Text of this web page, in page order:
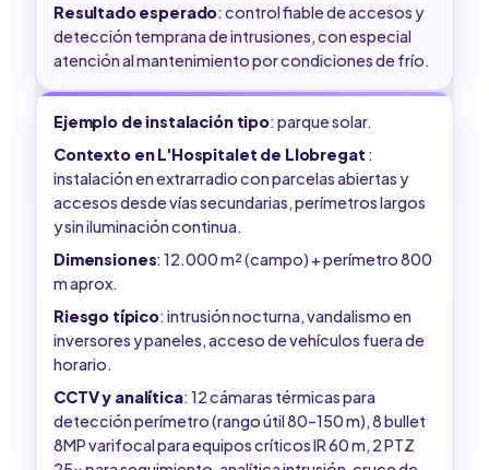
Resultado esperado: control fiable de accesos y
detección temprana de intrusiones, con especial
atención al mantenimiento por condiciones de frío.
Ejemplo de instalación tipo: parque solar.
Contexto en L'Hospitalet de Llobregat :
instalación en extrarradio con parcelas abiertas y
accesos desde vías secundarias, perímetros largos
y sin iluminación continua.
Dimensiones: 12.000 m² (campo) + perímetro 800
m aprox.
Riesgo típico: intrusión nocturna, vandalismo en
inversores y paneles, acceso de vehículos fuera de
horario.
CCTV y analítica: 12 cámaras térmicas para
detección perímetro (rango útil 80–150 m), 8 bullet
8MP varifocal para equipos críticos IR 60 m, 2 PTZ